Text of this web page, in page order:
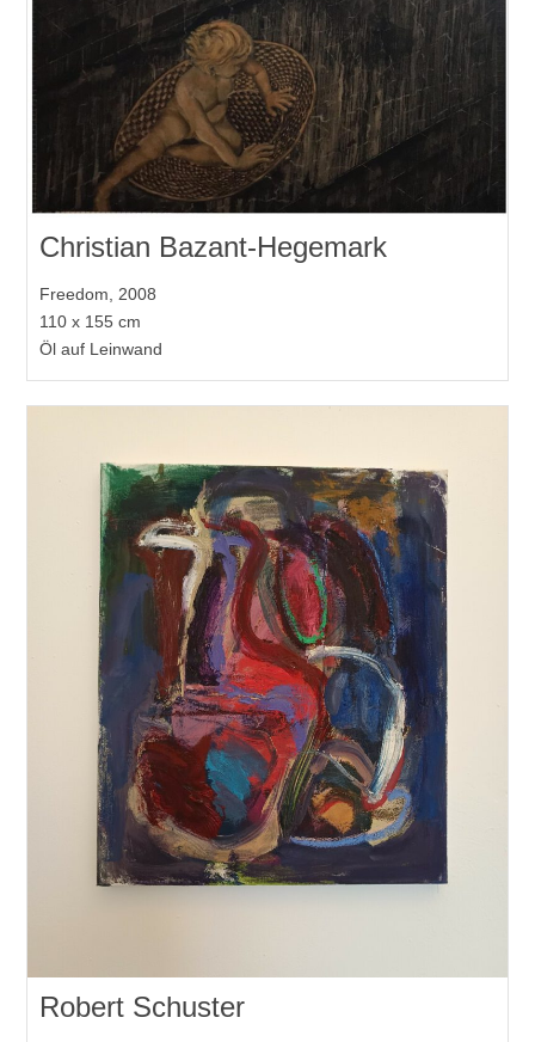
Christian Bazant-Hegemark
Freedom, 2008
110 x 155 cm
Öl auf Leinwand
Robert Schuster